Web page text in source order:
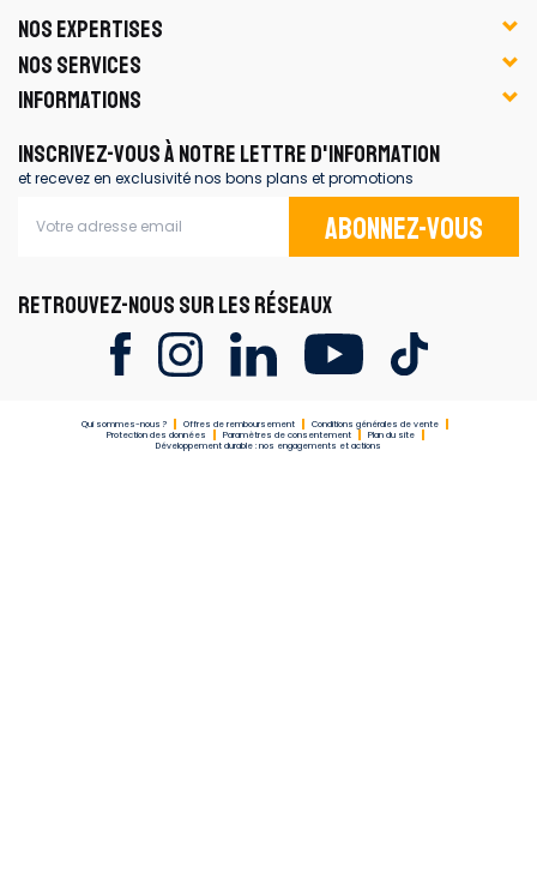
NOS EXPERTISES
NOS SERVICES
INFORMATIONS
INSCRIVEZ-VOUS À NOTRE LETTRE D'INFORMATION
et recevez en exclusivité nos bons plans et promotions
Abonnez-vous
RETROUVEZ-NOUS SUR LES RÉSEAUX
Qui sommes-nous ? Offres de remboursement
Conditions générales de vente
Protection des données
Paramètres de consentement
Plan du site
Développement durable : nos engagements et actions